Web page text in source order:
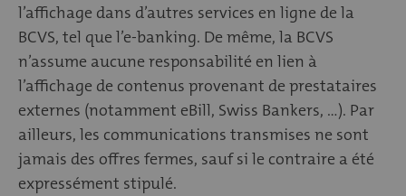
l’affichage dans d’autres services en ligne de la
BCVS, tel que l’e-banking. De même, la BCVS
n’assume aucune responsabilité en lien à
l’affichage de contenus provenant de prestataires
externes (notamment eBill, Swiss Bankers, …). Par
ailleurs, les communications transmises ne sont
jamais des offres fermes, sauf si le contraire a été
expressément stipulé.